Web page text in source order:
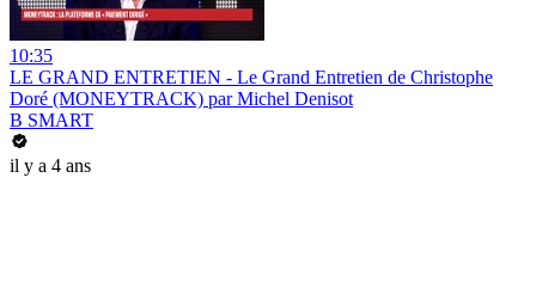
10:35
LE GRAND ENTRETIEN - Le Grand Entretien de Christophe
Doré (MONEYTRACK) par Michel Denisot
B SMART
il y a 4 ans